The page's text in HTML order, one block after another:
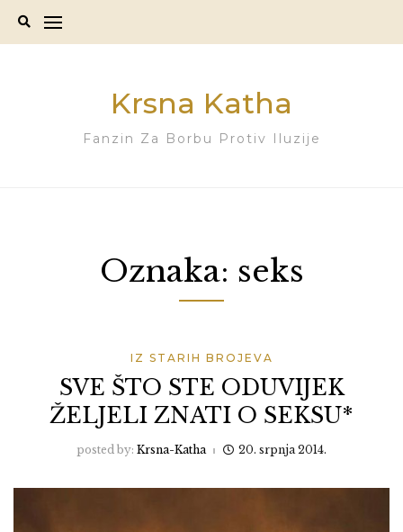
Krsna Katha
Fanzin Za Borbu Protiv Iluzije
Oznaka: seks
IZ STARIH BROJEVA
SVE ŠTO STE ODUVIJEK
ŽELJELI ZNATI O SEKSU*
posted by: Krsna-Katha 20. srpnja 2014.